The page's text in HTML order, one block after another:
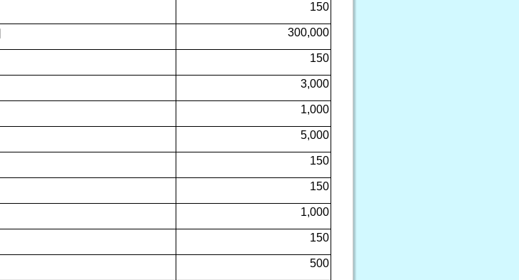
150
300,000
150
3,000
1,000
5,000
150
150
1,000
150
500